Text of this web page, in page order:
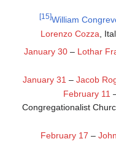
William
[15]
Lorenzo Cozza,
January 30– Lothar
January 31 – Jacob
February 11
Congregationalist
February 17 –